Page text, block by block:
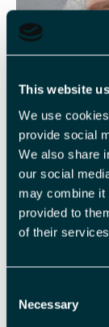
This website
We use
provide social
We also share
our social
may combine it
provided to
of their
Selection
Necessary
er